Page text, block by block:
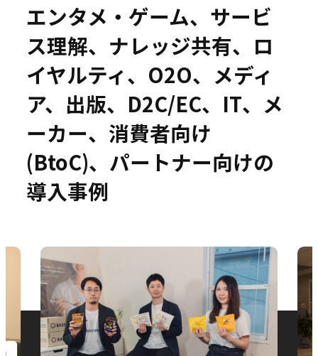
事例
お役立ち情報
エンタメ・ゲーム、サービ
ス理解、ナレッジ共有、ロ
イヤルティ、O2O、メディ
ア、出版、D2C/EC、IT、メ
ーカー、消費者向け
(BtoC)、パートナー向けの
導入事例